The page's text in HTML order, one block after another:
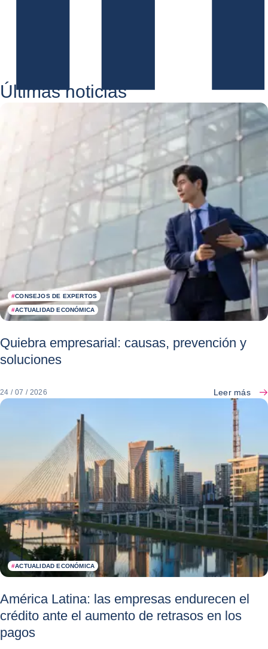
Últimas noticias
#CONSEJOS DE EXPERTOS
#ACTUALIDAD ECONÓMICA
Quiebra empresarial: causas, prevención y
soluciones
24 / 07 / 2026 Leer más
#ACTUALIDAD ECONÓMICA
América Latina: las empresas endurecen el
crédito ante el aumento de retrasos en los
pagos